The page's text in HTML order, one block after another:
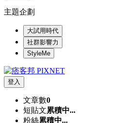
主題企劃
大試用時代
社群影響力
StyleMe
登入
文章數0
短貼文累積中...
粉絲累積中...